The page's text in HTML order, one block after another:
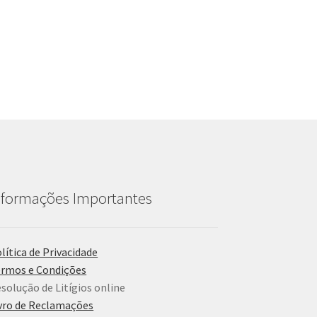
Importantes
de Privacidade
e Condições
de Litígios online
de Reclamações